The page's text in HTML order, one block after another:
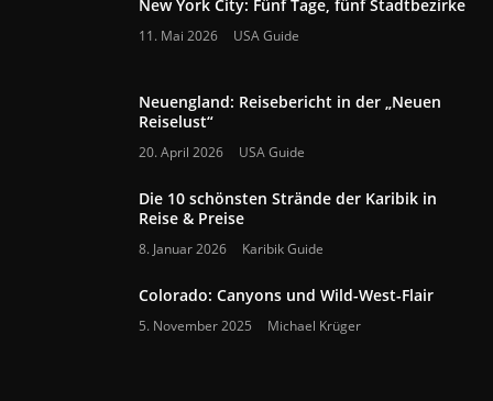
New York City: Fünf Tage, fünf Stadtbezirke
11. Mai 2026 USA Guide
Neuengland: Reisebericht in der „Neuen
Reiselust“
20. April 2026 USA Guide
Die 10 schönsten Strände der Karibik in
Reise & Preise
8. Januar 2026 Karibik Guide
Colorado: Canyons und Wild-West-Flair
5. November 2025 Michael Krüger